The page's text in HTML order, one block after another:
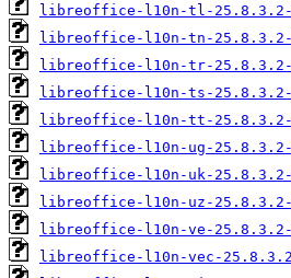
libreoffice-l10n-tl-25.8.3.2-
libreoffice-l10n-tn-25.8.3.2-
libreoffice-l10n-tr-25.8.3.2-
libreoffice-l10n-ts-25.8.3.2-
libreoffice-l10n-tt-25.8.3.2-
libreoffice-l10n-ug-25.8.3.2-
libreoffice-l10n-uk-25.8.3.2-
libreoffice-l10n-uz-25.8.3.2-
libreoffice-l10n-ve-25.8.3.2-
libreoffice-l10n-vec-